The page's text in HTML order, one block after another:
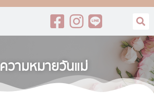
ความหมายวันแม่